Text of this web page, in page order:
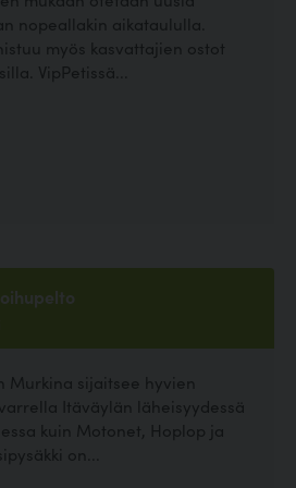
nopeallakin aikataululla.
myös kasvattajien ostot
VipPetissä...
Murkina sijaitsee hyvien
Itäväylän läheisyydessä
kuin Motonet, Hoplop ja
on...